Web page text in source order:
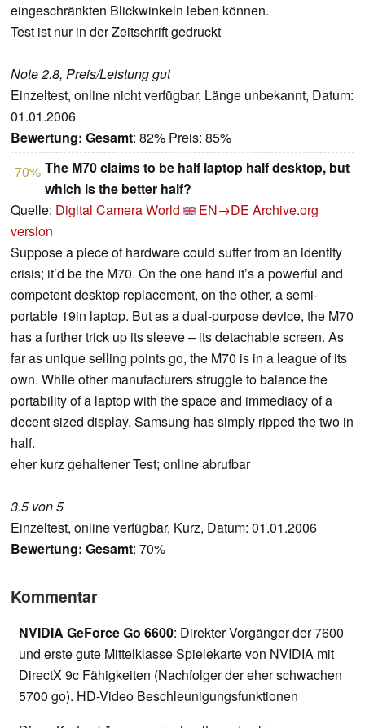
eingeschränkten Blickwinkeln leben können.
Test ist nur in der Zeitschrift gedruckt
Note 2.8, Preis/Leistung gut
Einzeltest, online nicht verfügbar, Länge unbekannt, Datum:
01.01.2006
Bewertung: Gesamt: 82% Preis: 85%
70% The M70 claims to be half laptop half desktop, but
which is the better half?
Quelle: Digital Camera World EN→DE Archive.org
version
Suppose a piece of hardware could suffer from an identity
crisis; it’d be the M70. On the one hand it’s a powerful and
competent desktop replacement, on the other, a semi-
portable 19in laptop. But as a dual-purpose device, the M70
has a further trick up its sleeve – its detachable screen. As
far as unique selling points go, the M70 is in a league of its
own. While other manufacturers struggle to balance the
portability of a laptop with the space and immediacy of a
decent sized display, Samsung has simply ripped the two in
half.
eher kurz gehaltener Test; online abrufbar
3.5 von 5
Einzeltest, online verfügbar, Kurz, Datum: 01.01.2006
Bewertung: Gesamt: 70%
Kommentar
NVIDIA GeForce Go 6600: Direkter Vorgänger der 7600
und erste gute Mittelklasse Spielekarte von NVIDIA mit
DirectX 9c Fähigkeiten (Nachfolger der eher schwachen
5700 go). HD-Video Beschleunigungsfunktionen